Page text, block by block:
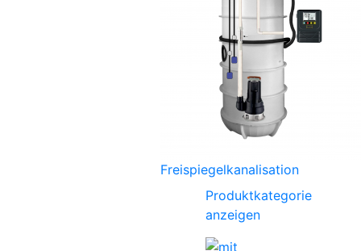
Freispiegelkanalisation
Produktkategorie
anzeigen